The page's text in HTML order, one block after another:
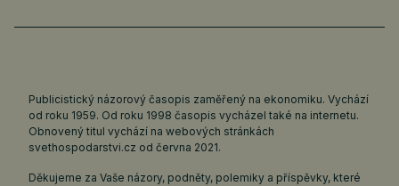
Publicistický názorový časopis zaměřený na ekonomiku. Vychází
od roku 1959. Od roku 1998 časopis vycházel také na internetu.
Obnovený titul vychází na webových stránkách
svethospodarstvi.cz od června 2021.
Děkujeme za Vaše názory, podněty, polemiky a příspěvky, které